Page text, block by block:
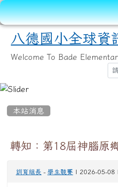
八德國小全球資
Welcome To Bade
本站消息
轉知：第18屆神腦原
訓育組長 - 學生競賽 | 2026-05-08